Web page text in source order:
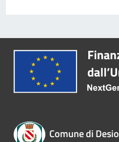
Comune di Desio